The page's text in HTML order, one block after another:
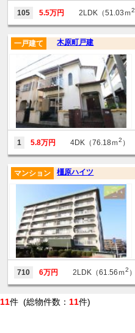
105 5.5万円 2LDK（51.03ｍ2
木原町戸建
一戸建て
1 5.8万円 4DK（76.18ｍ2 ）
橿原ハイツ
マンション
710 6万円 2LDK（61.56ｍ2 ）
11件 (総物件数： 11件)